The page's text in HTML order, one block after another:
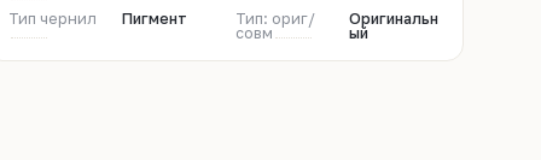
Тип чернил Пигмент
Тип: ориг/
совм
Оригинальн
ый